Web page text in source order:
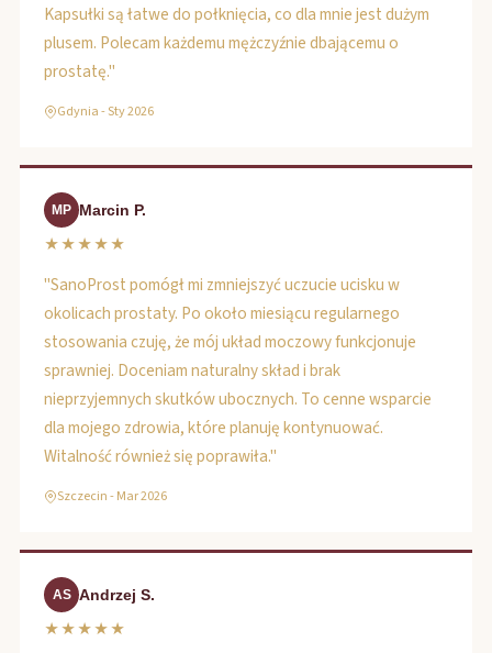
Kapsułki są łatwe do połknięcia, co dla mnie jest dużym
plusem. Polecam każdemu mężczyźnie dbającemu o
prostatę."
Gdynia - Sty 2026
MP Marcin P.
★★★★★
"SanoProst pomógł mi zmniejszyć uczucie ucisku w
okolicach prostaty. Po około miesiącu regularnego
stosowania czuję, że mój układ moczowy funkcjonuje
sprawniej. Doceniam naturalny skład i brak
nieprzyjemnych skutków ubocznych. To cenne wsparcie
dla mojego zdrowia, które planuję kontynuować.
Witalność również się poprawiła."
Szczecin - Mar 2026
AS Andrzej S.
★★★★★